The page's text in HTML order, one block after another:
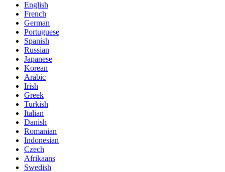
English
French
German
Portuguese
Spanish
Russian
Japanese
Korean
Arabic
Irish
Greek
Turkish
Italian
Danish
Romanian
Indonesian
Czech
Afrikaans
Swedish